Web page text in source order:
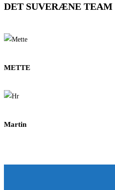
DET SUVERÆNE TEAM
METTE
Martin